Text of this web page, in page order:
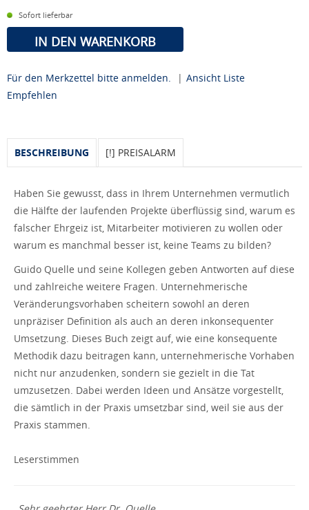
Sofort lieferbar
IN DEN WARENKORB
Für den Merkzettel bitte anmelden. | Ansicht Liste
Empfehlen
BESCHREIBUNG [!] PREISALARM
Haben Sie gewusst, dass in Ihrem Unternehmen vermutlich
die Hälfte der laufenden Projekte überflüssig sind, warum es
falscher Ehrgeiz ist, Mitarbeiter motivieren zu wollen oder
warum es manchmal besser ist, keine Teams zu bilden?
Guido Quelle und seine Kollegen geben Antworten auf diese
und zahlreiche weitere Fragen. Unternehmerische
Veränderungsvorhaben scheitern sowohl an deren
unpräziser Definition als auch an deren inkonsequenter
Umsetzung. Dieses Buch zeigt auf, wie eine konsequente
Methodik dazu beitragen kann, unternehmerische Vorhaben
nicht nur anzudenken, sondern sie gezielt in die Tat
umzusetzen. Dabei werden Ideen und Ansätze vorgestellt,
die sämtlich in der Praxis umsetzbar sind, weil sie aus der
Praxis stammen.
Leserstimmen